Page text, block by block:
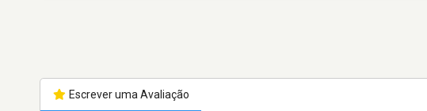
Escrever uma Avaliação